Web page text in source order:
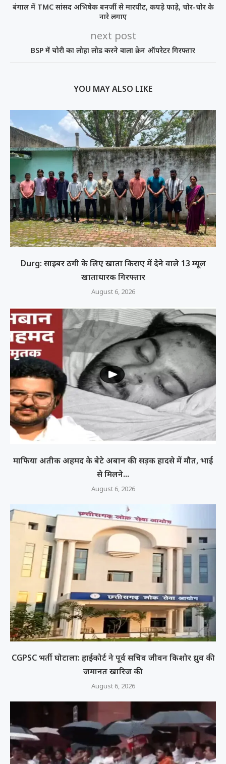
बंगाल में TMC सांसद अभिषेक बनर्जी से मारपीट, कपड़े फाड़े, चोर-चोर के
नारे लगाए
next post
BSP में चोरी का लोहा लोड करने वाला क्रेन ऑपरेटर गिरफ्तार
YOU MAY ALSO LIKE
Durg: साइबर ठगी के लिए खाता किराए में देने वाले 13 म्यूल
खाताधारक गिरफ्तार
August 6, 2026
माफिया अतीक अहमद के बेटे अबान की सड़क हादसे में मौत, भाई
से मिलने...
August 6, 2026
CGPSC भर्ती घोटाला: हाईकोर्ट ने पूर्व सचिव जीवन किशोर ध्रुव की
जमानत खारिज की
August 6, 2026